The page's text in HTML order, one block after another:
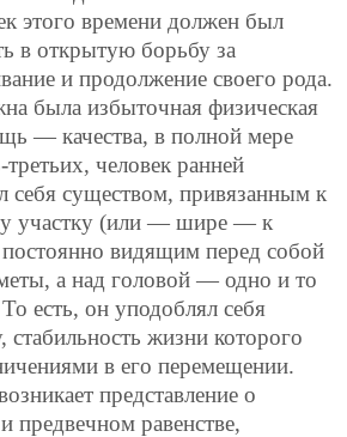
этого времени должен был
в открытую борьбу за
и продолжение своего рода.
была избыточная физическая
— качества, в полной мере
человек ранней
себя существом, привязанным к
участку (или — шире — к
видящим перед собой
а над головой — одно и то
есть, он уподоблял себя
стабильность жизни которого
в его перемещении.
представление о
предвечном равенстве,